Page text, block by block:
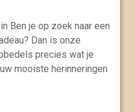
Ben je op zoek naar een
Dan is onze
precies wat je
mooiste herinneringen